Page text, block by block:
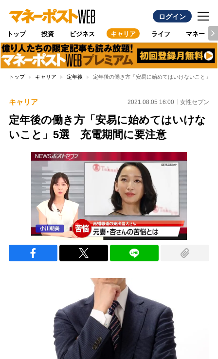
ログイン
トップ 投資 ビジネス キャリア ライフ マネー
トップ キャリア 定年後 定年後の働き方「安易に始めてはいけないこと」
キャリア 2021.08.05 16:00 女性セブン
定年後の働き方「安易に始めてはいけな
いこと」5選 充電期間に要注意